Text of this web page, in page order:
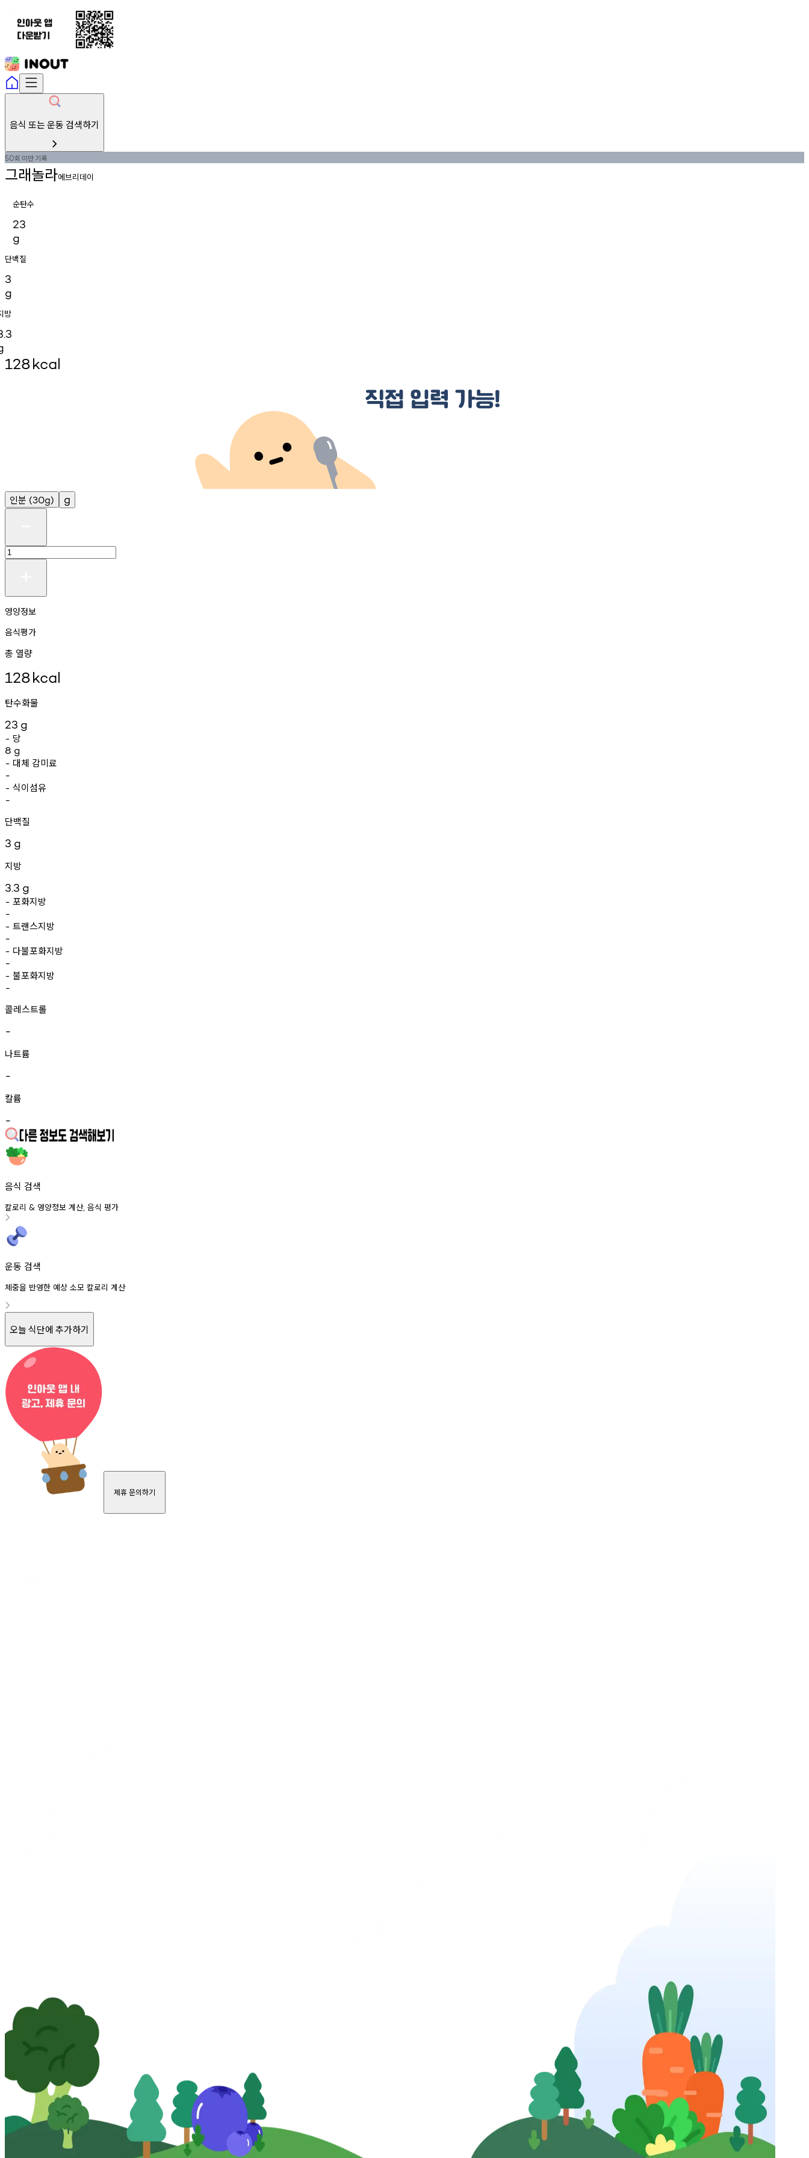
음식 또는 운동 검색하기
50회 미만기록
그래놀라에브리데이
순탄수
23
g
단백질
3
g
방
128kcal
인분 (30g) g
영양정보
음식평가
총 열량
128kcal
탄수화물
23 g
- 당
8 g
- 대체 감미료
-
- 식이섬유
-
단백질
3 g
지방
3.3 g
- 포화지방
-
- 트랜스지방
-
- 다불포화지방
-
- 불포화지방
-
콜레스트롤
-
나트륨
-
칼륨
-
음식 검색
칼로리 & 영양정보 계산, 음식 평가
운동 검색
체중을 반영한 예상 소모 칼로리 계산
오늘 식단에 추가하기
제휴 문의하기